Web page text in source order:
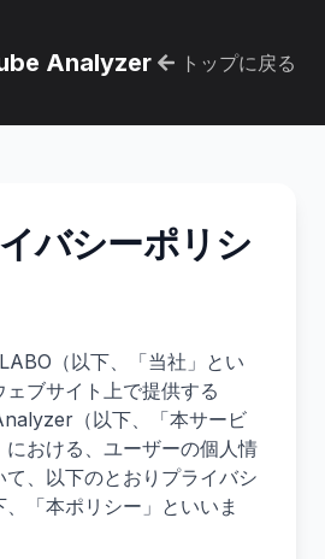
Analyzer トップに戻る
バシーポリシ
（以下、「当社」とい
ブサイト上で提供する
（以下、「本サービ
における、ユーザーの個人情
、以下のとおりプライバシ
「本ポリシー」といいま